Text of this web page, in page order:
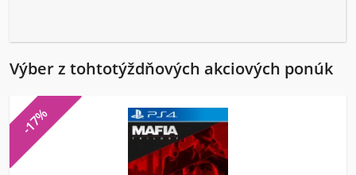
Výber z tohtotýždňových akciových ponúk
-17%